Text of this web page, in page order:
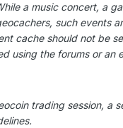
a music concert, a
such events
cache should not be
using the forums or an
trading session, a